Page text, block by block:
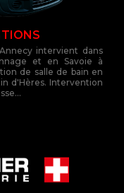
intervient dans
et en Savoie à
de salle de bain en
d'Hères. Intervention